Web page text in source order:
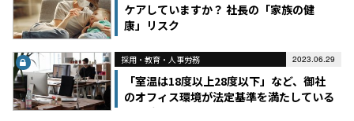
ケアしていますか？ 社長の「家族の健
康」リスク
採用・教育・人事労務 2023.06.29
「室温は18度以上28度以下」など、御社
のオフィス環境が法定基準を満たしている
かを確認！